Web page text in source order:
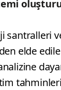
santralleri
elde